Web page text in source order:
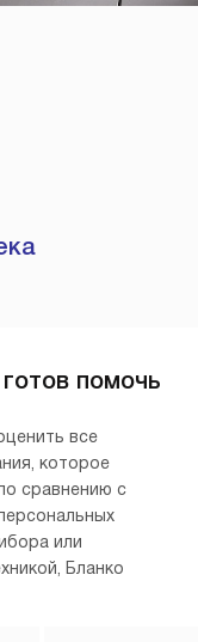
помочь
все
которое
сравнению с
или
Бланко